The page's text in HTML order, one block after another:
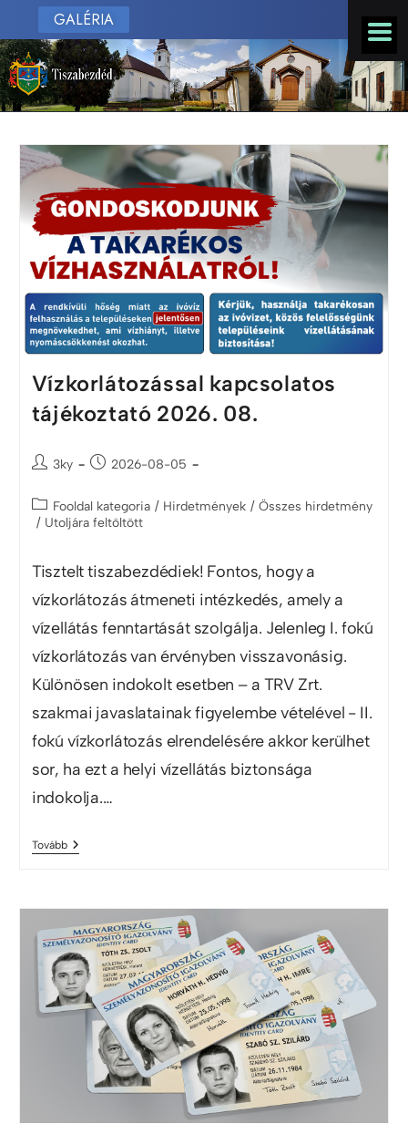
GALÉRIA
Vízkorlátozással kapcsolatos
tájékoztató 2026. 08.
3ky 2026-08-05
Fooldal kategoria / Hirdetmények / Összes hirdetmény
/ Utoljára feltöltött
Tisztelt tiszabezdédiek! Fontos, hogy a
vízkorlátozás átmeneti intézkedés, amely a
vízellátás fenntartását szolgálja. Jelenleg I. fokú
vízkorlátozás van érvényben visszavonásig.
Különösen indokolt esetben – a TRV Zrt.
szakmai javaslatainak figyelembe vételével - II.
fokú vízkorlátozás elrendelésére akkor kerülhet
sor, ha ezt a helyi vízellátás biztonsága
indokolja.…
Tovább